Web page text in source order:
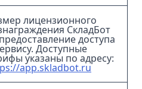
лицензионного
СкладБот
доступа
Доступные
указаны по адресу:
app.skladbot.ru